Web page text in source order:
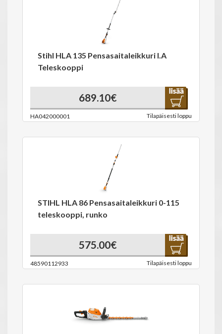
Stihl HLA 135 Pensasaitaleikkuri I.A
Teleskooppi
689.10€
HA042000001 Tilapäisesti loppu
STIHL HLA 86 Pensasaitaleikkuri 0-115
teleskooppi, runko
575.00€
48590112933 Tilapäisesti loppu